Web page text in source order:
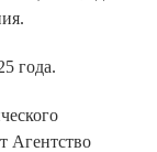
года.
Агентство